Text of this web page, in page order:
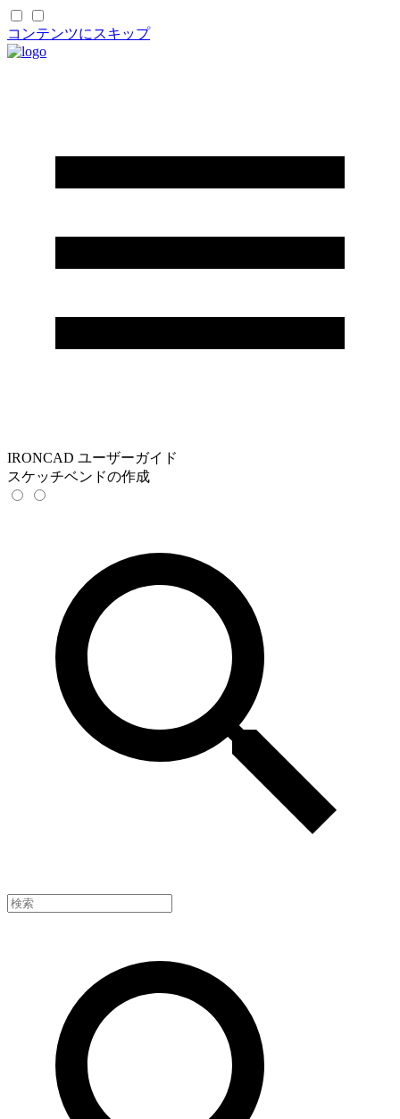
コンテンツにスキップ
IRONCAD ユーザーガイド
スケッチベンドの作成